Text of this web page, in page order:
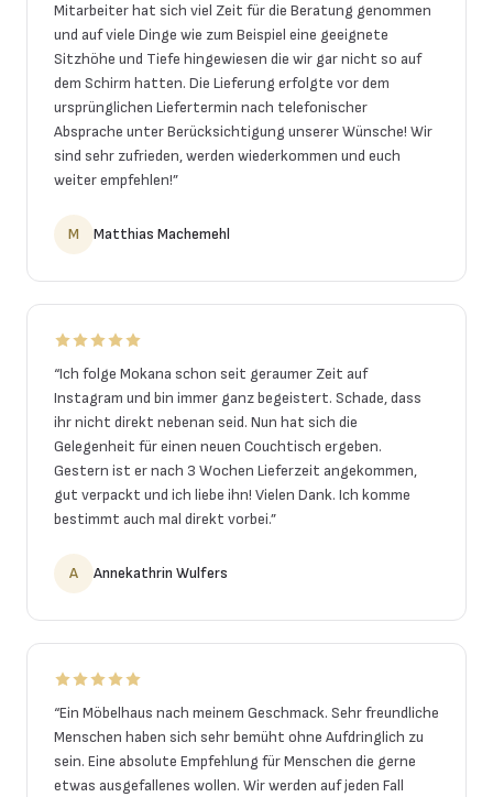
Mitarbeiter hat sich viel Zeit für die Beratung genommen
und auf viele Dinge wie zum Beispiel eine geeignete
Sitzhöhe und Tiefe hingewiesen die wir gar nicht so auf
dem Schirm hatten. Die Lieferung erfolgte vor dem
ursprünglichen Liefertermin nach telefonischer
Absprache unter Berücksichtigung unserer Wünsche! Wir
sind sehr zufrieden, werden wiederkommen und euch
weiter empfehlen!”
M Matthias Machemehl
“Ich folge Mokana schon seit geraumer Zeit auf
Instagram und bin immer ganz begeistert. Schade, dass
ihr nicht direkt nebenan seid. Nun hat sich die
Gelegenheit für einen neuen Couchtisch ergeben.
Gestern ist er nach 3 Wochen Lieferzeit angekommen,
gut verpackt und ich liebe ihn! Vielen Dank. Ich komme
bestimmt auch mal direkt vorbei.”
A Annekathrin Wulfers
“Ein Möbelhaus nach meinem Geschmack. Sehr freundliche
Menschen haben sich sehr bemüht ohne Aufdringlich zu
sein. Eine absolute Empfehlung für Menschen die gerne
etwas ausgefallenes wollen. Wir werden auf jeden Fall